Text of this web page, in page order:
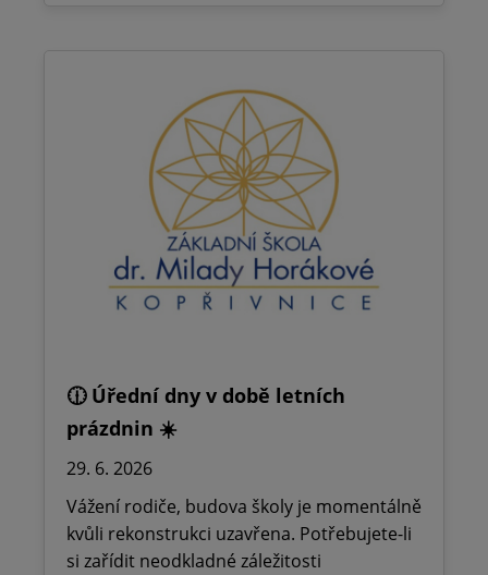
🕧 Úřední dny v době letních
prázdnin ☀️
29. 6. 2026
Vážení rodiče, budova školy je momentálně
kvůli rekonstrukci uzavřena. Potřebujete-li
si zařídit neodkladné záležitosti